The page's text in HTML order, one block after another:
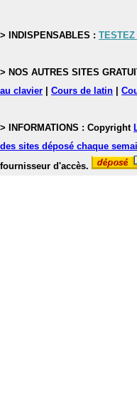
> INDISPENSABLES :
> NOS AUTRES SITES
au clavier
Cours de latin
> INFORMATIONS : Copyright
des sites déposé chaque
fournisseur d'accès.